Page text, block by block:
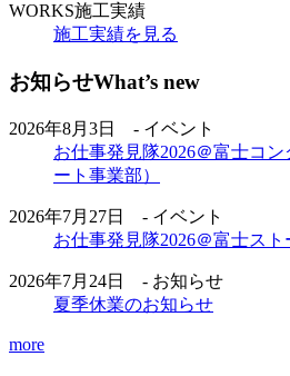
WORKS施工実績
施工実績を見る
お知らせWhat’s new
2026年8月3日 - イベント
お仕事発見隊2026＠富士コ
ート事業部）
2026年7月27日 - イベント
お仕事発見隊2026＠富士スト
2026年7月24日 - お知らせ
夏季休業のお知らせ
more